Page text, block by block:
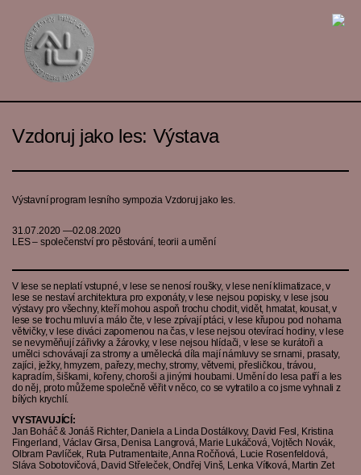
Vzdoruj jako les: Výstava
Výstavní program lesního sympozia Vzdoruj jako les.
31.07.2020 —02.08.2020
LES – společenství pro pěstování, teorii a umění
V lese se neplatí vstupné, v lese se nenosí roušky, v lese není klimatizace, v
lese se nestaví architektura pro exponáty, v lese nejsou popisky, v lese jsou
výstavy pro všechny, kteří mohou aspoň trochu chodit, vidět, hmatat, kousat, v
lese se trochu mluví a málo čte, v lese zpívají ptáci, v lese křupou pod nohama
větvičky, v lese diváci zapomenou na čas, v lese nejsou otevírací hodiny, v lese
se nevyměňují zářivky a žárovky, v lese nejsou hlídači, v lese se kurátoři a
umělci schovávají za stromy a umělecká díla mají námluvy se srnami, prasaty,
zajíci, ježky, hmyzem, pařezy, mechy, stromy, větvemi, přesličkou, trávou,
kapradím, šiškami, kořeny, choroši a jinými houbami. Umění do lesa patří a les
do něj, proto můžeme společně věřit v něco, co se vytratilo a co jsme vyhnali z
bílých krychlí.
VYSTAVUJÍCÍ:
Jan Boháč & Jonáš Richter, Daniela a Linda Dostálkovy, David Fesl, Kristina
Fingerland, Václav Girsa, Denisa Langrová, Marie Lukáčová, Vojtěch Novák,
Olbram Pavlíček, Ruta Putramentaite, Anna Ročňová, Lucie Rosenfeldová,
Sláva Sobotovičová, David Střeleček, Ondřej Vinš, Lenka Vítková, Martin Zet